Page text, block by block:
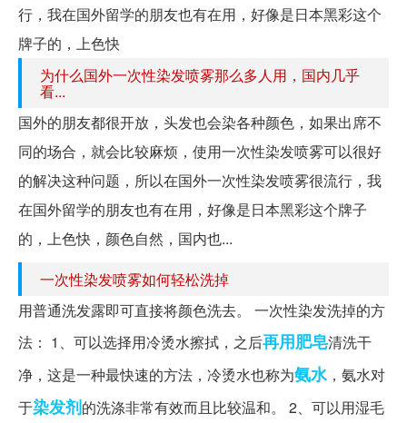
行，我在国外留学的朋友也有在用，好像是日本黑彩这个
牌子的，上色快
为什么国外一次性染发喷雾那么多人用，国内几乎
看...
国外的朋友都很开放，头发也会染各种颜色，如果出席不
同的场合，就会比较麻烦，使用一次性染发喷雾可以很好
的解决这种问题，所以在国外一次性染发喷雾很流行，我
在国外留学的朋友也有在用，好像是日本黑彩这个牌子
的，上色快，颜色自然，国内也...
一次性染发喷雾如何轻松洗掉
用普通洗发露即可直接将颜色洗去。 一次性染发洗掉的方
法： 1、可以选择用冷烫水擦拭，之后再用肥皂清洗干
净，这是一种最快速的方法，冷烫水也称为氨水，氨水对
于染发剂的洗涤非常有效而且比较温和。 2、可以用湿毛